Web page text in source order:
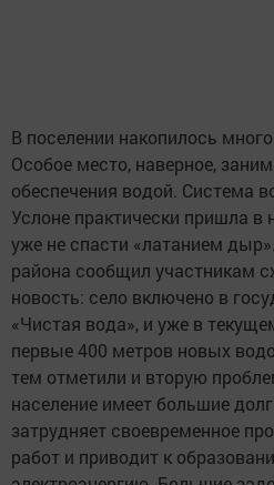
В поселении накопилось
Особое место, наверное,
обеспечения водой. Система
Услоне практически пришла в
уже не спасти «латанием
района сообщил участникам
новость: село включено в
«Чистая вода», и уже в
первые 400 метров новых
тем отметили и вторую
население имеет большие
затрудняет своевременное
работ и приводит к